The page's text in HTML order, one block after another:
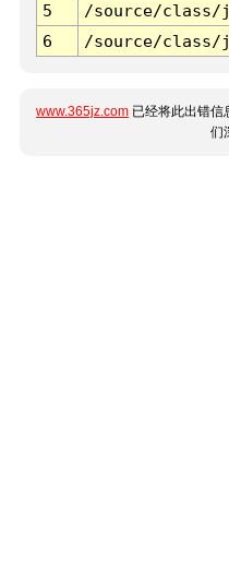
5
/source/class/
6
/source/class/
www.365jz.com 已经将此出错信
们